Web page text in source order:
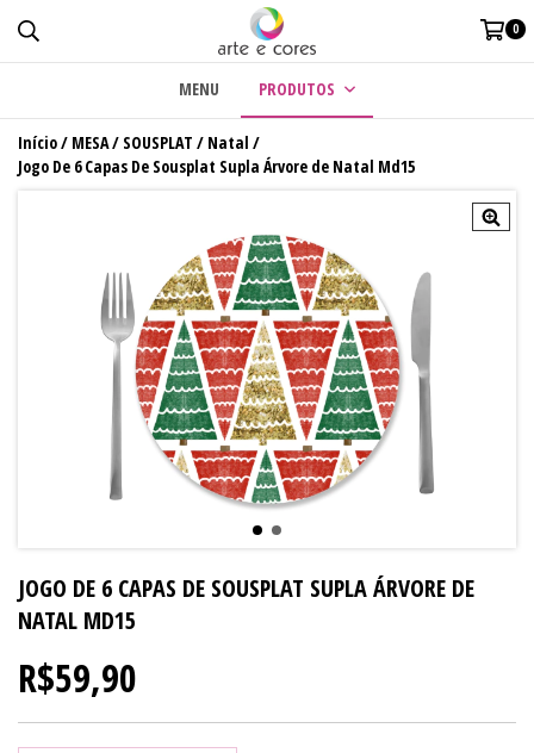
0
MENU PRODUTOS
Início/ MESA/ SOUSPLAT / Natal /
Jogo De 6 Capas De Sousplat Supla Árvore de Natal Md15
JOGO DE 6 CAPAS DE SOUSPLAT SUPLA ÁRVORE DE
NATAL MD15
R$59,90